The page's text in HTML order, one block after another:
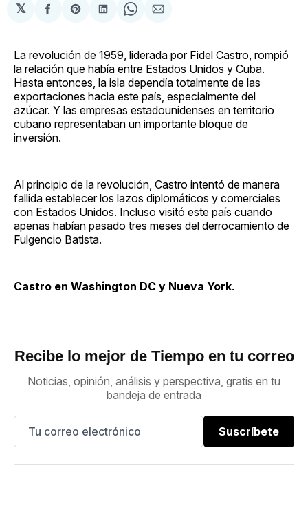
𝕏
Compartir
en
Share
on
Compartir
en
Share
on
Compartir
via
La revolución de 1959, liderada por Fidel Castro, rompió
la relación que había entre Estados Unidos y Cuba.
Hasta entonces, la isla dependía totalmente de las
exportaciones hacia este país, especialmente del
azúcar. Y las empresas estadounidenses en territorio
cubano representaban un importante bloque de
inversión.
Al principio de la revolución, Castro intentó de manera
fallida establecer los lazos diplomáticos y comerciales
con Estados Unidos. Incluso visitó este país cuando
apenas habían pasado tres meses del derrocamiento de
Fulgencio Batista.
Castro en Washington DC y Nueva York.
Recibe lo mejor de Tiempo en tu correo
Noticias, opinión, análisis y perspectiva, gratis en tu
bandeja de entrada
Suscríbete